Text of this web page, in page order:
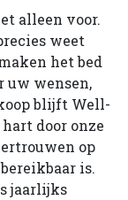
alleen voor.
weet
het bed
uw wensen,
blijft Well-
door onze
op
is.
jaarlijks